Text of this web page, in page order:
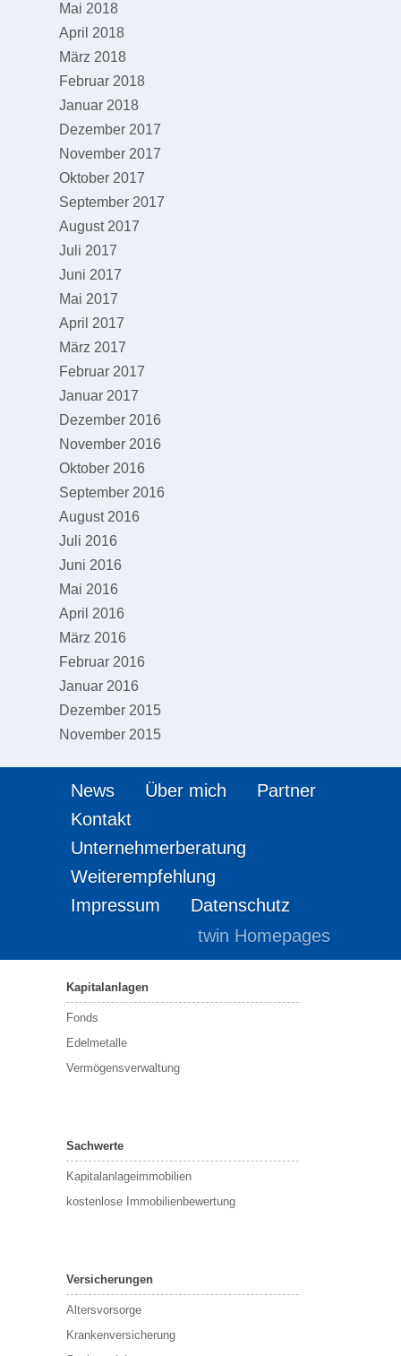
Mai 2018
April 2018
März 2018
Februar 2018
Januar 2018
Dezember 2017
November 2017
Oktober 2017
September 2017
August 2017
Juli 2017
Juni 2017
Mai 2017
April 2017
März 2017
Februar 2017
Januar 2017
Dezember 2016
November 2016
Oktober 2016
September 2016
August 2016
Juli 2016
Juni 2016
Mai 2016
April 2016
März 2016
Februar 2016
Januar 2016
Dezember 2015
November 2015
News Über mich
Partner
Kontakt
Unternehmerberatung
Weiterempfehlung
Impressum
Datenschutz
twin Homepages
Kapitalanlagen
Fonds
Edelmetalle
Vermögensverwaltung
Sachwerte
Kapitalanlageimmobilien
kostenlose Immobilienbewertung
Versicherungen
Altersvorsorge
Krankenversicherung